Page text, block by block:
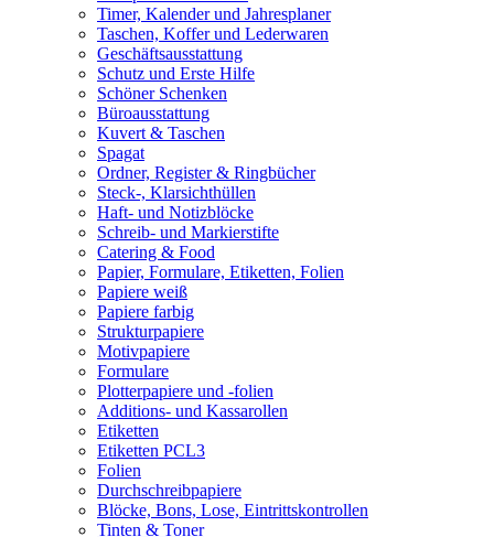
Timer, Kalender und Jahresplaner
Taschen, Koffer und Lederwaren
Geschäftsausstattung
Schutz und Erste Hilfe
Schöner Schenken
Büroausstattung
Kuvert & Taschen
Spagat
Ordner, Register & Ringbücher
Steck-, Klarsichthüllen
Haft- und Notizblöcke
Schreib- und Markierstifte
Catering & Food
Papier, Formulare, Etiketten, Folien
Papiere weiß
Papiere farbig
Strukturpapiere
Motivpapiere
Formulare
Plotterpapiere und -folien
Additions- und Kassarollen
Etiketten
Etiketten PCL3
Folien
Durchschreibpapiere
Blöcke, Bons, Lose, Eintrittskontrollen
Tinten & Toner